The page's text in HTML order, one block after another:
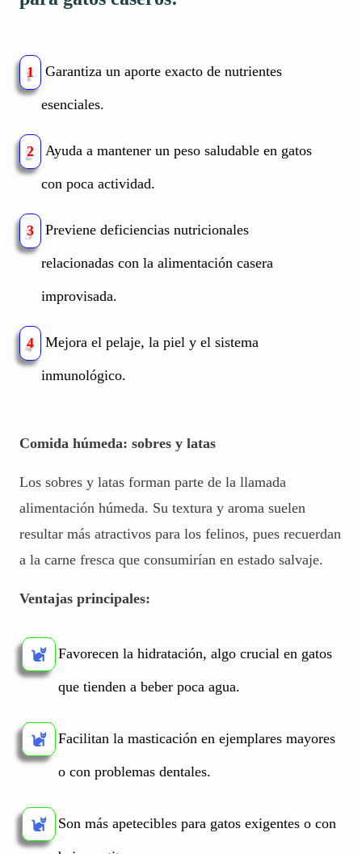
1 Garantiza un aporte exacto de nutrientes
esenciales.
2 Ayuda a mantener un peso saludable en gatos
con poca actividad.
3 Previene deficiencias nutricionales
relacionadas con la alimentación casera
improvisada.
4 Mejora el pelaje, la piel y el sistema
inmunológico.
Comida húmeda: sobres y latas
Los sobres y latas forman parte de la llamada
alimentación húmeda. Su textura y aroma suelen
resultar más atractivos para los felinos, pues recuerdan
a la carne fresca que consumirían en estado salvaje.
Ventajas principales:
Favorecen la hidratación, algo crucial en gatos
que tienden a beber poca agua.
Facilitan la masticación en ejemplares mayores
o con problemas dentales.
Son más apetecibles para gatos exigentes o con